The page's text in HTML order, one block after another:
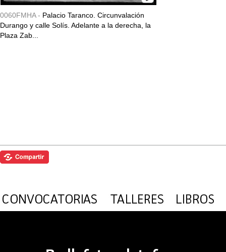
0060FMHA - Palacio Taranco. Circunvalación
Durango y calle Solís. Adelante a la derecha, la
Plaza Zab...